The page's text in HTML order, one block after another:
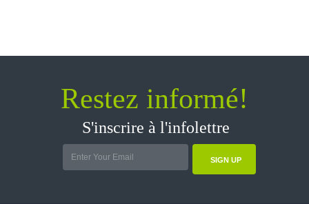
Restez informé!
S'inscrire à l'infolettre
SIGN UP